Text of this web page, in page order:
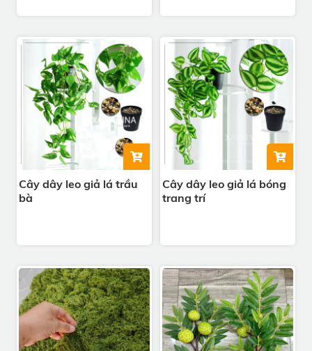
Cây dây leo giả lá trầu
bà
Cây dây leo giả lá bóng
trang trí